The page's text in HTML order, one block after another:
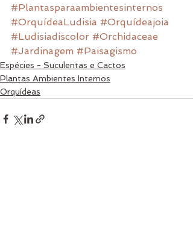
#Plantasparaambientesinternos
#OrquídeaLudisia #Orquídeajoia
#Ludisiadiscolor #Orchidaceae
#Jardinagem #Paisagismo
Espécies - Suculentas e Cactos
Plantas Ambientes Internos
Orquídeas